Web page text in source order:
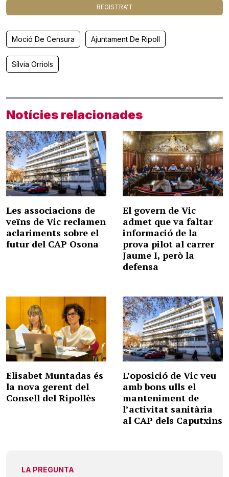
REGISTRA'T
Moció De Censura Ajuntament De Ripoll
Sílvia Orriols
Notícies relacionades
Les associacions de
veïns de Vic reclamen
aclariments sobre el
futur del CAP Osona
El govern de Vic
admet que va faltar
informació de la
prova pilot al carrer
Jaume I, però la
defensa
Elisabet Muntadas és
la nova gerent del
Consell del Ripollès
L’oposició de Vic veu
amb bons ulls el
manteniment de
l’activitat sanitària
al CAP dels Caputxins
LA PREGUNTA